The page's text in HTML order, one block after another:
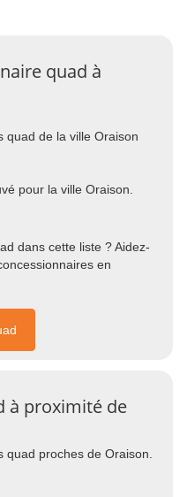
quad à
quad de la ville Oraison
pour la ville Oraison.
dans cette liste ? Aidez-
en
à proximité de
quad proches de Oraison.